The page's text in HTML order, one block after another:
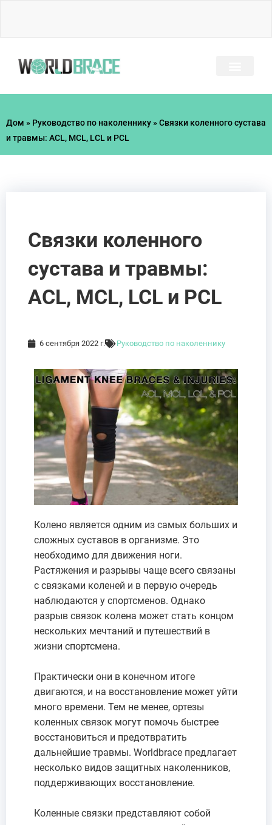
Дом » Руководство по наколеннику »Связки коленного сустава
и травмы: ACL, MCL, LCL и PCL
Связки коленного
сустава и травмы:
ACL, MCL, LCL и PCL
6 сентября 2022 г. Руководство по наколеннику
Колено является одним из самых больших и
сложных суставов в организме. Это
необходимо для движения ноги.
Растяжения и разрывы чаще всего связаны
с связками коленей и в первую очередь
наблюдаются у спортсменов. Однако
разрыв связок колена может стать концом
нескольких мечтаний и путешествий в
жизни спортсмена.
Практически они в конечном итоге
двигаются, и на восстановление может уйти
много времени. Тем не менее, ортезы
коленных связок могут помочь быстрее
восстановиться и предотвратить
дальнейшие травмы. Worldbrace предлагает
несколько видов защитных наколенников,
поддерживающих восстановление.
Коленные связки представляют собой